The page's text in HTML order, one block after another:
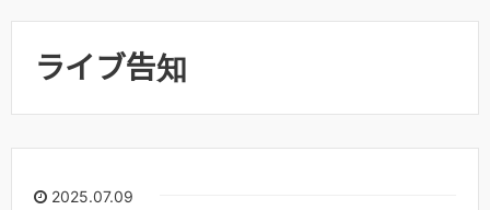
ライブ告知
2025.07.09